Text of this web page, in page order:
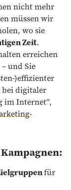
nicht mehr
müssen wir
wo sie
Zeit.
erreichen
und Sie
)effizienter
bei digitaler
im Internet“,
für